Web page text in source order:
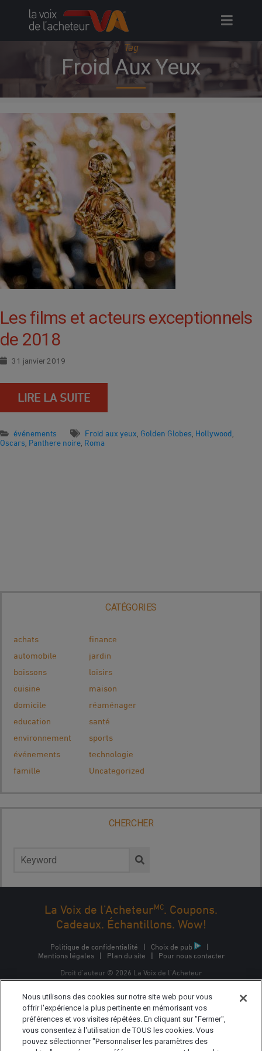
Tag
Froid Aux Yeux
Les films et acteurs exceptionnels
de 2018
31 janvier 2019
LIRE LA SUITE
événements Froid aux yeux Golden Globes Hollywood
Oscars Panthere noire Roma
CATÉGORIES
achats
automobile
boissons
cuisine
domicile
education
environnement
événements
famille
finance
jardin
loisirs
maison
réaménager
santé
sports
technologie
Uncategorized
CHERCHER
La Voix de l’AcheteurMC. Coupons.
Cadeaux. Échantillons. Wow!
Politique de confidentialité | Choix de pub
|
Mentions légales
| Plan du site | Pour nous contacter
Droit d'auteur © 2026 La Voix de l'Acheteur
d'Epsilon Interactive CA, ULC, propriété d'Epsilon Data
Management, LLC.
Nous utilisons des cookies sur notre site web pour vous
offrir l'expérience la plus pertinente en mémorisant vos
préférences et vos visites répétées. En cliquant sur "Fermer",
vous consentez à l'utilisation de TOUS les cookies. Vous
pouvez sélectionner "Personnaliser les paramètres des